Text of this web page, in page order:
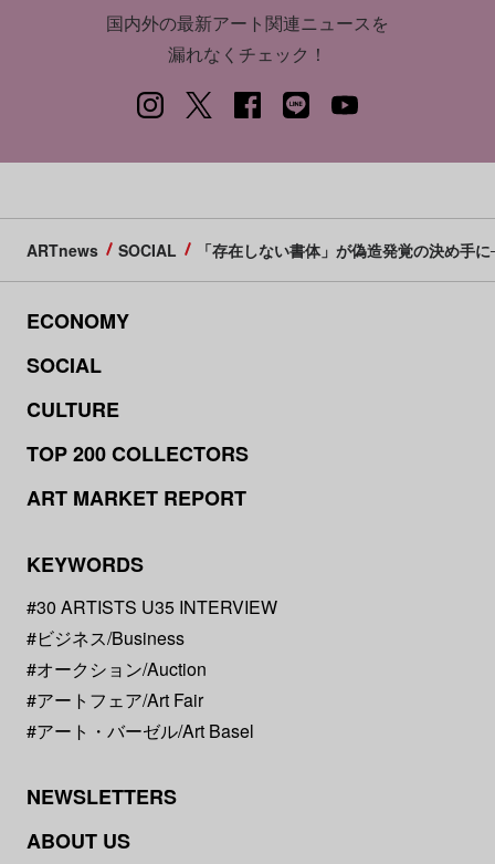
国内外の最新アート関連ニュースを
漏れなくチェック！
ARTnews SOCIAL 「存在しない書体」が偽造発覚の決め手
ECONOMY
SOCIAL
CULTURE
TOP 200 COLLECTORS
ART MARKET REPORT
KEYWORDS
#30 ARTISTS U35 INTERVIEW
#ビジネス/Business
#オークション/Auction
#アートフェア/Art Fair
#アート・バーゼル/Art Basel
NEWSLETTERS
ABOUT US